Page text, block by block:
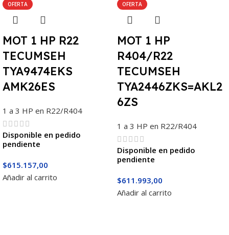
OFERTA
MOT 1 HP R22
TECUMSEH
TYA9474EKS
AMK26ES
1 a 3 HP en R22/R404
Disponible en pedido
pendiente
$615.157,00
Añadir al carrito
OFERTA
MOT 1 HP
R404/R22
TECUMSEH
TYA2446ZKS=AKL2
6ZS
1 a 3 HP en R22/R404
Disponible en pedido
pendiente
$611.993,00
Añadir al carrito